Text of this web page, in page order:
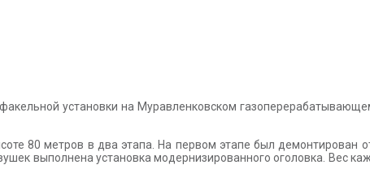
установки на Муравленковском
80 метров в два этапа. На первом этапе был демонтирован
выполнена установка модернизированного оголовка. Вес